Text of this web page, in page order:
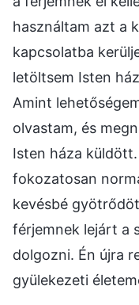
használtam azt a
kapcsolatba
letöltsem Isten
Amint
olvastam, és
Isten háza
fokozatosan
kevésbé
férjemnek lejárt a
dolgozni. Én újra
gyülekezeti